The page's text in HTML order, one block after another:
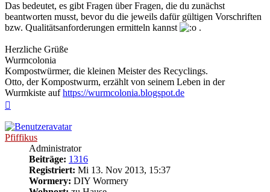
Das bedeutet, es gibt Fragen über Fragen, die du zunächst
beantworten musst, bevor du die jeweils dafür gültigen Vorschriften
bzw. Qualitätsanforderungen ermitteln kannst
.
Herzliche Grüße
Wurmcolonia
Kompostwürmer, die kleinen Meister des Recyclings.
Otto, der Kompostwurm, erzählt von seinem Leben in der
Wurmkiste aufhttps://wurmcolonia.blogspot.de
Pfiffikus
Administrator
Beiträge: 1316
Registriert: Mi 13. Nov 2013, 15:37
Wormery: DIY Wormery